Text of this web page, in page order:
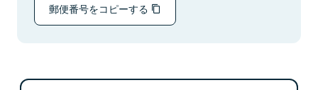
郵便番号をコピーする